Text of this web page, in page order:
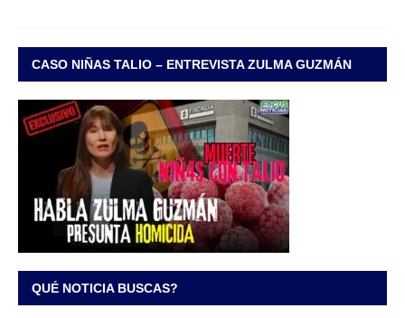
CASO NIÑAS TALIO – ENTREVISTA ZULMA GUZMÁN
QUÉ NOTICIA BUSCAS?